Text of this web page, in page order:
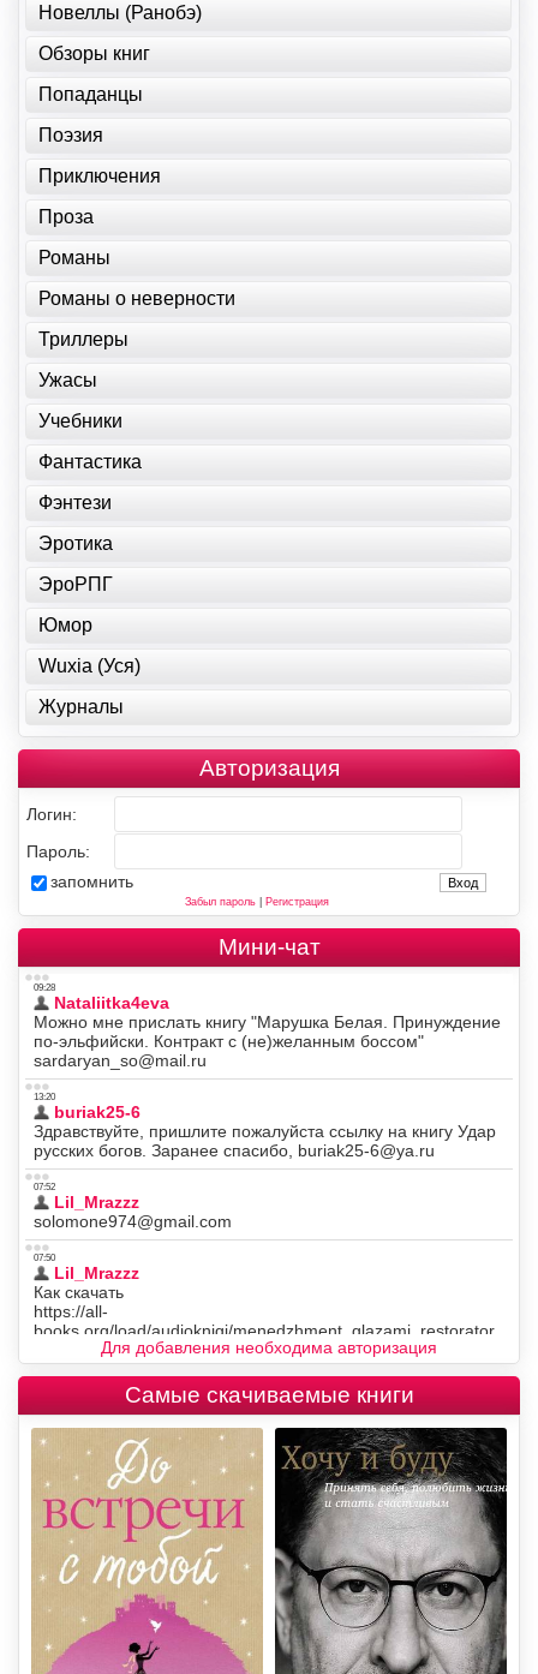
Новеллы (Ранобэ)
Обзоры книг
Попаданцы
Поэзия
Приключения
Проза
Романы
Романы о неверности
Триллеры
Ужасы
Учебники
Фантастика
Фэнтези
Эротика
ЭроРПГ
Юмор
Wuxia (Уся)
Журналы
Авторизация
Логин:
Пароль:
запомнить
Забыл пароль| Регистрация
Мини-чат
Для добавления необходима авторизация
Самые скачиваемые книги